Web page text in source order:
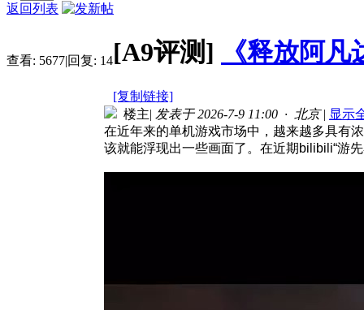
返回列表
查看: 5677|回复: 14[A9评测] 《释放阿
[复制链接]
楼主| 发表于 2026-7-9 11:00 · 北京 | 显示
在近年来的单机游戏市场中，越来越多具有
该就能浮现出一些画面了。在近期bilibili“游